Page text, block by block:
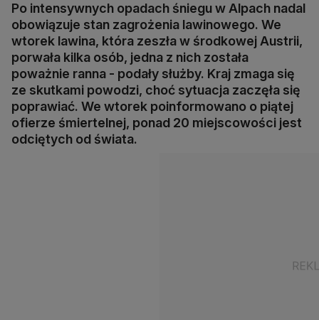
Po intensywnych opadach śniegu w Alpach nadal
obowiązuje stan zagrożenia lawinowego. We
wtorek lawina, która zeszła w środkowej Austrii,
porwała kilka osób, jedna z nich została
poważnie ranna - podały służby. Kraj zmaga się
ze skutkami powodzi, choć sytuacja zaczęła się
poprawiać. We wtorek poinformowano o piątej
ofierze śmiertelnej, ponad 20 miejscowości jest
odciętych od świata.